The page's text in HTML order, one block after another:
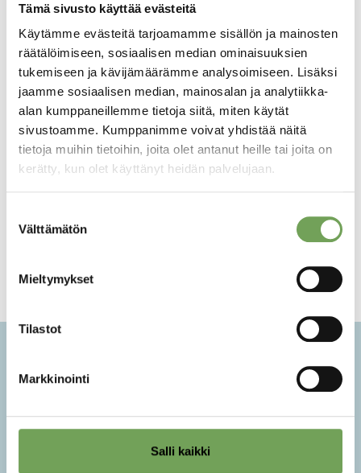
Tämä sivusto käyttää evästeitä
Käytämme evästeitä tarjoamamme sisällön ja mainosten
räätälöimiseen, sosiaalisen median ominaisuuksien
tukemiseen ja kävijämäärämme analysoimiseen. Lisäksi
jaamme sosiaalisen median, mainosalan ja analytiikka-
alan kumppaneillemme tietoja siitä, miten käytät
sivustoamme. Kumppanimme voivat yhdistää näitä
tietoja muihin tietoihin, joita olet antanut heille tai joita on
kerätty, kun olet käyttänyt heidän palvelujaan.
valinta
Välttämätön
Mieltymykset
Tilastot
Markkinointi
Salli kaikki
Ijäs, Jasmina:
Uskalias
Lisää ostoskoriin
Ijäs, Jasmina: Luonasi
290,00
Lisää ostoskoriin